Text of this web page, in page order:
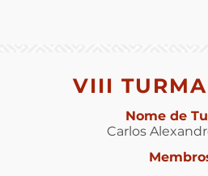
VIII
Nome de
Carlos